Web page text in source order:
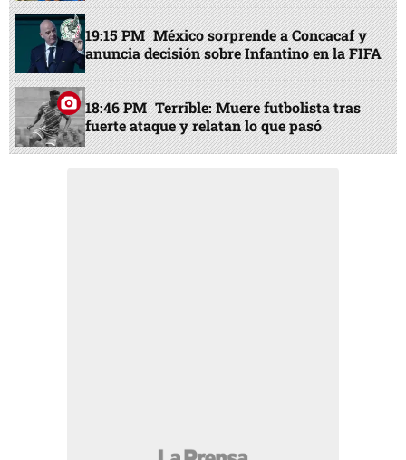
19:15 PM México sorprende a Concacaf y
anuncia decisión sobre Infantino en la FIFA
18:46 PM Terrible: Muere futbolista tras
fuerte ataque y relatan lo que pasó